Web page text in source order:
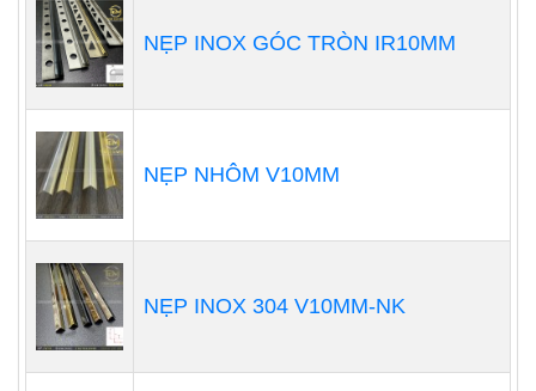
NẸP INOX GÓC TRÒN IR10MM
NẸP NHÔM V10MM
NẸP INOX 304 V10MM-NK